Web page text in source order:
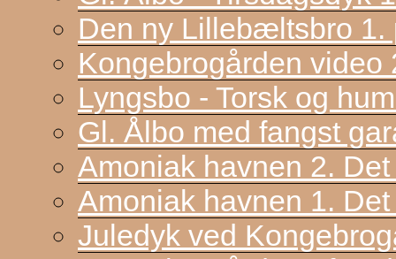
Den ny Lillebæltsbro 1.
Kongebrogården video
Lyngsbo - Torsk og
Gl. Ålbo med fangst
Amoniak havnen 2.
Amoniak havnen 1.
Juledyk ved